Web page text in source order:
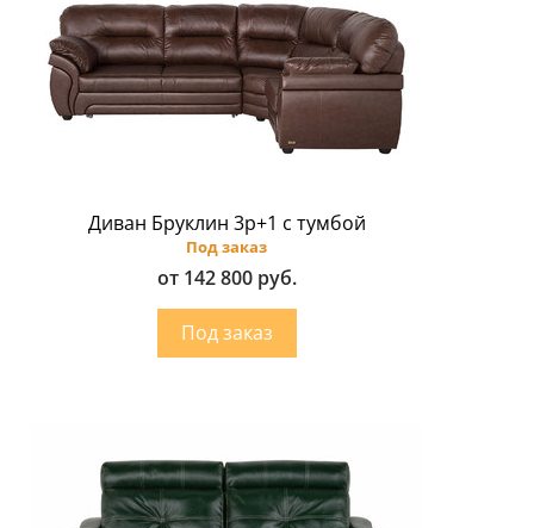
Диван Бруклин 3p+1 с тумбой
Под заказ
от 142 800 руб.